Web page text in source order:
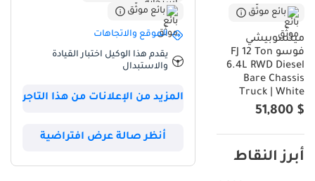
بائع موثّق
ميتسوبيشي
فوسو FJ 12 Ton
6.4L RWD Diesel
Bare Chassis
Truck | White
$ 51,800
أبرز النقاط
بائع موثّق
الموقع والاتجاهات
يقدم هذا الوكيل اختبار القيادة
والاستبدال
المزيد من الإعلانات من هذا التاجر
أنظر صالة عرض افتراضية